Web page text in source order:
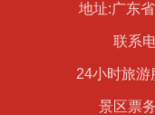
地址:广东
联系
24小时旅
景区票